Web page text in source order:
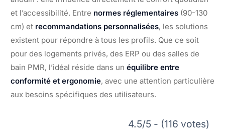
et l’accessibilité. Entre normes réglementaires (90-130
cm) et recommandations personnalisées, les solutions
existent pour répondre à tous les profils. Que ce soit
pour des logements privés, des ERP ou des salles de
bain PMR, l’idéal réside dans un équilibre entre
conformité et ergonomie, avec une attention particulière
aux besoins spécifiques des utilisateurs.
4.5/5 - (116 votes)